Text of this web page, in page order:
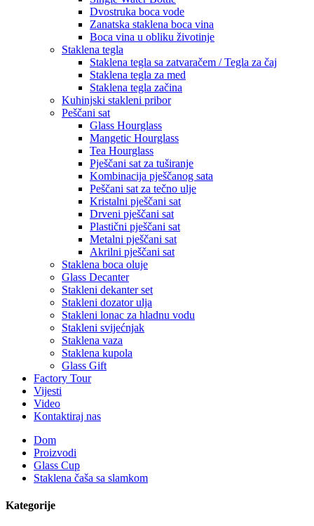
Dvostruka boca vode
Zanatska staklena boca vina
Boca vina u obliku životinje
Staklena tegla
Staklena tegla sa zatvaračem / Tegla za čaj
Staklena tegla za med
Staklena tegla začina
Kuhinjski stakleni pribor
Peščani sat
Glass Hourglass
Mangetic Hourglass
Tea Hourglass
Pješčani sat za tuširanje
Kombinacija pješčanog sata
Peščani sat za tečno ulje
Kristalni pješčani sat
Drveni pješčani sat
Plastični pješčani sat
Metalni pješčani sat
Akrilni pješčani sat
Staklena boca oluje
Glass Decanter
Stakleni dekanter set
Stakleni dozator ulja
Stakleni lonac za hladnu vodu
Stakleni svijećnjak
Staklena vaza
Staklena kupola
Glass Gift
Factory Tour
Vijesti
Video
Kontaktiraj nas
Dom
Proizvodi
Glass Cup
Staklena čaša sa slamkom
Kategorije